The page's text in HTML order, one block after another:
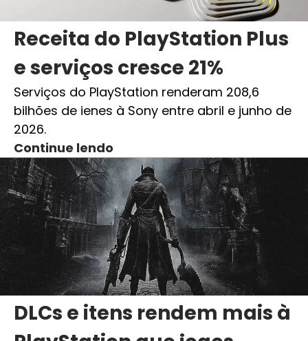
Receita do PlayStation Plus
e serviços cresce 21%
Serviços do PlayStation renderam 208,6
bilhões de ienes à Sony entre abril e junho de
2026.
Continue lendo
DLCs e itens rendem mais à